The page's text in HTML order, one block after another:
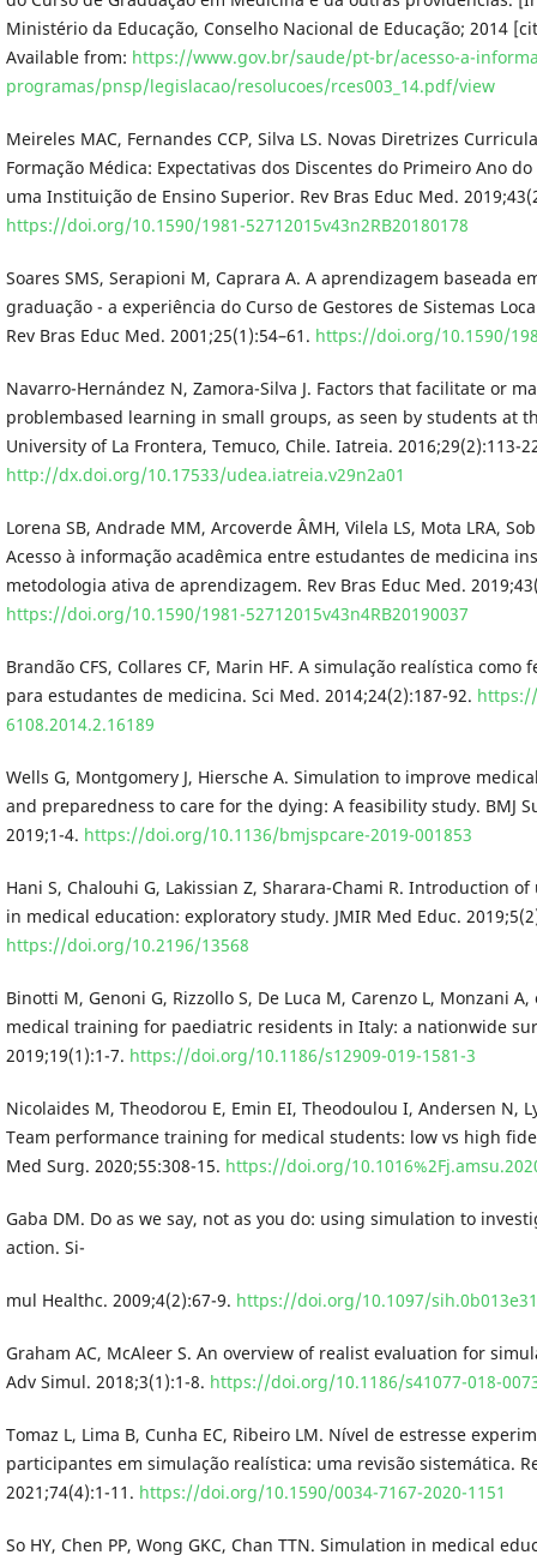
Ministério da Educação, Conselho Nacional de Educação; 2014
Available from: https://www.gov.br/saude/pt-br/acesso-a-
programas/pnsp/legislacao/resolucoes/rces003_14.pdf/view
Meireles MAC, Fernandes CCP, Silva LS. Novas Diretrizes
Formação Médica: Expectativas dos Discentes do Primeiro Ano
uma Instituição de Ensino Superior. Rev Bras Educ Med.
https://doi.org/10.1590/1981-52712015v43n2RB20180178
Soares SMS, Serapioni M, Caprara A. A aprendizagem baseada
graduação - a experiência do Curso de Gestores de Sistemas
Rev Bras Educ Med. 2001;25(1):54–61. https://doi.org/10.1590/
Navarro-Hernández N, Zamora-Silva J. Factors that facilitate or
problembased learning in small groups, as seen by students at
University of La Frontera, Temuco, Chile. Iatreia. 2016;29(2):113-
http://dx.doi.org/10.17533/udea.iatreia.v29n2a01
Lorena SB, Andrade MM, Arcoverde ÂMH, Vilela LS, Mota LRA,
Acesso à informação acadêmica entre estudantes de medicina
metodologia ativa de aprendizagem. Rev Bras Educ Med.
https://doi.org/10.1590/1981-52712015v43n4RB20190037
Brandão CFS, Collares CF, Marin HF. A simulação realística
para estudantes de medicina. Sci Med. 2014;24(2):187-92.
6108.2014.2.16189
Wells G, Montgomery J, Hiersche A. Simulation to improve
and preparedness to care for the dying: A feasibility study. BMJ
2019;1-4. https://doi.org/10.1136/bmjspcare-2019-001853
Hani S, Chalouhi G, Lakissian Z, Sharara-Chami R. Introduction
in medical education: exploratory study. JMIR Med Educ.
https://doi.org/10.2196/13568
Binotti M, Genoni G, Rizzollo S, De Luca M, Carenzo L, Monzani
medical training for paediatric residents in Italy: a nationwide
2019;19(1):1-7. https://doi.org/10.1186/s12909-019-1581-3
Nicolaides M, Theodorou E, Emin EI, Theodoulou I, Andersen N,
Team performance training for medical students: low vs high
Med Surg. 2020;55:308-15. https://doi.org/
Gaba DM. Do as we say, not as you do: using simulation to
action. Si-
mul Healthc. 2009;4(2):67-9. https://doi.org/10.1097/
Graham AC, McAleer S. An overview of realist evaluation for
Adv Simul. 2018;3(1):1-8. https://doi.org/10.1186/s41077-018-
Tomaz L, Lima B, Cunha EC, Ribeiro LM. Nível de estresse
participantes em simulação realística: uma revisão sistemática.
2021;74(4):1-11. https://doi.org/10.1590/0034-7167-2020-1151
So HY, Chen PP, Wong GKC, Chan TTN. Simulation in medical